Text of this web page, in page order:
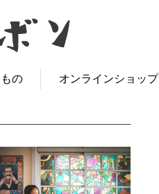
の オンラインショップ